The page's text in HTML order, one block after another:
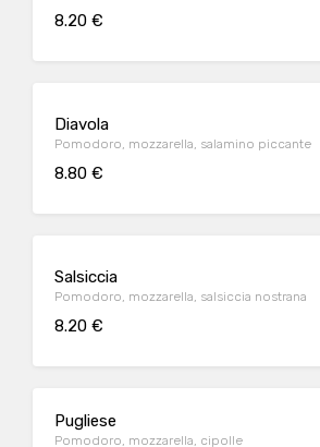
8.20 €
Diavola
Pomodoro, mozzarella, salamino piccante
8.80 €
Salsiccia
Pomodoro, mozzarella, salsiccia nostrana
8.20 €
Pugliese
Pomodoro, mozzarella, cipolle